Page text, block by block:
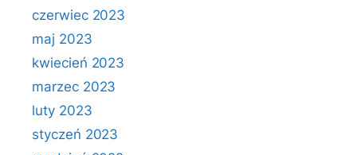
czerwiec 2023
maj 2023
kwiecień 2023
marzec 2023
luty 2023
styczeń 2023